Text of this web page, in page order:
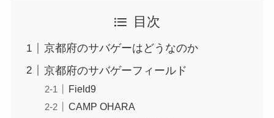
目次
京都府のサバゲーはどうなのか
京都府のサバゲーフィールド
Field9
CAMP OHARA